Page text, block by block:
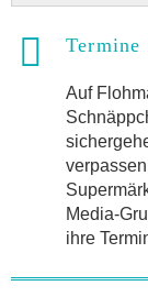
Termine
Auf
Media-
ihre